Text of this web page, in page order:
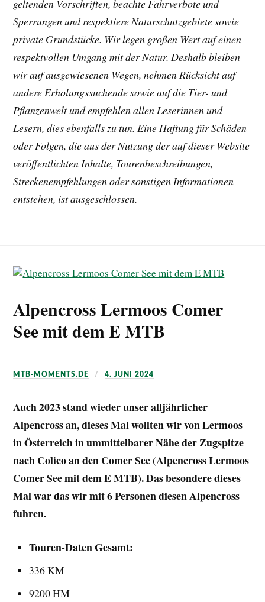
geltenden Vorschriften, beachte Fahrverbote und
Sperrungen und respektiere Naturschutzgebiete sowie
private Grundstücke. Wir legen großen Wert auf einen
respektvollen Umgang mit der Natur. Deshalb bleiben
wir auf ausgewiesenen Wegen, nehmen Rücksicht auf
andere Erholungssuchende sowie auf die Tier- und
Pflanzenwelt und empfehlen allen Leserinnen und
Lesern, dies ebenfalls zu tun. Eine Haftung für Schäden
oder Folgen, die aus der Nutzung der auf dieser Website
veröffentlichten Inhalte, Tourenbeschreibungen,
Streckenempfehlungen oder sonstigen Informationen
entstehen, ist ausgeschlossen.
Alpencross Lermoos Comer
See mit dem E MTB
MTB-MOMENTS.DE 4. JUNI 2024
Auch 2023 stand wieder unser alljährlicher
Alpencross an, dieses Mal wollten wir von Lermoos
in Österreich in ummittelbarer Nähe der Zugspitze
nach Colico an den Comer See (Alpencross Lermoos
Comer See mit dem E MTB). Das besondere dieses
Mal war das wir mit 6 Personen diesen Alpencross
fuhren.
Touren-Daten Gesamt:
336 KM
9200 HM